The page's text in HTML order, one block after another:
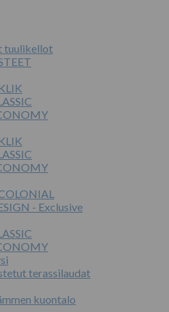
tuulikellot
- Exclusive
terassilaudat
kuontalo